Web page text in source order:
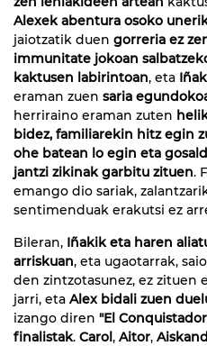
Alexek abentura osoko
jaiotzatik duen gorreria ez
immunitate jokoan
kaktusen labirintoan, eta
eraman zuen saria
herriraino eraman zuten
bidez, familiarekin hitz egin
ohe batean lo egin eta
jantzi zikinak garbitu zituen.
emango dio sariak,
sentimenduak erakutsi ez
Bileran, Iñakik eta haren
arriskuan, eta ugaotarrak,
den zintzotasunez, ez zituen
jarri, eta Alex bidali zuen
izango diren "El
finalistak. Carol, Aitor,